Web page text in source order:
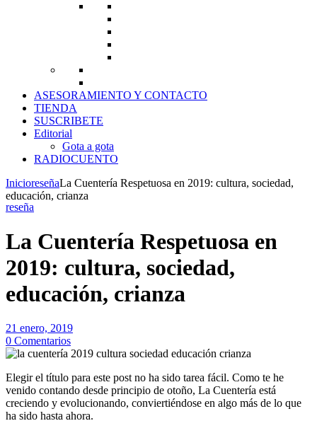
ASESORAMIENTO Y CONTACTO
TIENDA
SUSCRIBETE
Editorial
Gota a gota
RADIOCUENTO
InicioreseñaLa Cuentería Respetuosa en 2019: cultura, sociedad,
educación, crianza
reseña
La Cuentería Respetuosa en
2019: cultura, sociedad,
educación, crianza
21 enero, 2019
0 Comentarios
Elegir el título para este post no ha sido tarea fácil. Como te he
venido contando desde principio de otoño, La Cuentería está
creciendo y evolucionando, conviertiéndose en algo más de lo que
ha sido hasta ahora.